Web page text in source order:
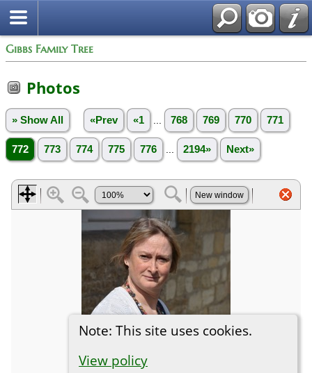
Gibbs Family Tree
Photos
» Show All «Prev «1 768 769 770 771
772 773 774 775 776 2194» Next»